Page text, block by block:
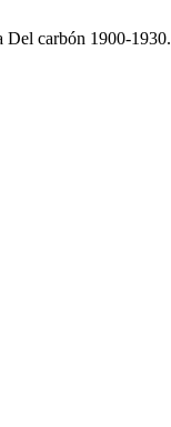
Del carbón 1900-1930.